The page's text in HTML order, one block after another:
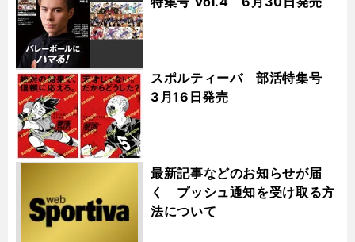
スポルティーバ 部活特集号
3月16日発売
最新記事などのお知らせが届
く プッシュ通知を受け取る方
法について